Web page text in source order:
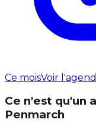
Ce moisVoir
Ce n'est qu'un
Penmarch